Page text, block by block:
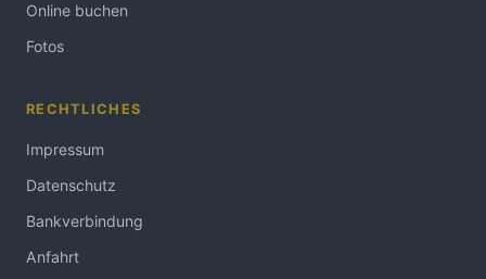
Online buchen
Fotos
RECHTLICHES
Impressum
Datenschutz
Bankverbindung
Anfahrt